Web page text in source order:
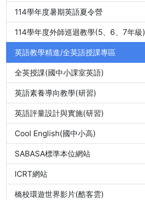
114學年度暑期英語夏令營
114學年度外師巡迴教學(5、6、7年級)
英語教學精進/全英語授課專區
全英授課(國中小課室英語)
英語素養導向教學(研習)
英語評量設計與實施(研習)
Cool English(國中小高)
SABASA標準本位網站
ICRT網站
橋校環遊世界影片(酷客雲)